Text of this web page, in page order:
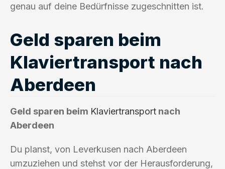
genau auf deine Bedürfnisse zugeschnitten ist.
Geld sparen beim
Klaviertransport nach
Aberdeen
Geld sparen beim Klaviertransport nach
Aberdeen
Du planst, von Leverkusen nach Aberdeen
umzuziehen und stehst vor der Herausforderung,